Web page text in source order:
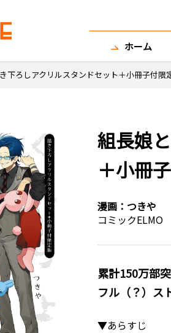
ホーム
下ろしアクリルスタンドセット＋小冊子付限
組長娘
＋小冊
漫画： つきや
コミックELMO
累計150万部
フル（？）ス
▼あらすじ